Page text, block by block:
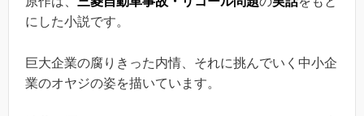
にした小説です。
巨大企業の腐りきった内情、それに挑んでいく中小企
業のオヤジの姿を描いています。